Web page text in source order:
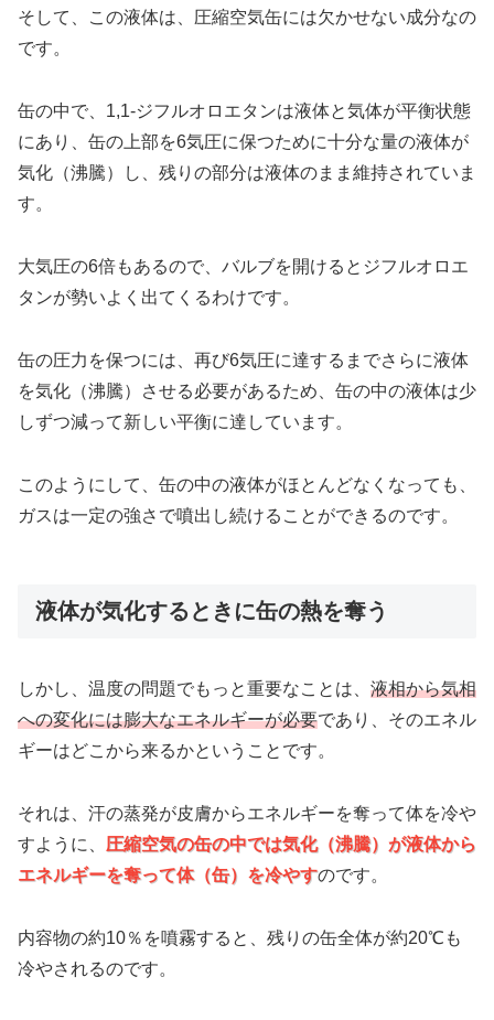
そして、この液体は、圧縮空気缶には欠かせない成分なの
です。
缶の中で、1,1-ジフルオロエタンは液体と気体が平衡状態
にあり、缶の上部を6気圧に保つために十分な量の液体が
気化（沸騰）し、残りの部分は液体のまま維持されていま
す。
大気圧の6倍もあるので、バルブを開けるとジフルオロエ
タンが勢いよく出てくるわけです。
缶の圧力を保つには、再び6気圧に達するまでさらに液体
を気化（沸騰）させる必要があるため、缶の中の液体は少
しずつ減って新しい平衡に達しています。
このようにして、缶の中の液体がほとんどなくなっても、
ガスは一定の強さで噴出し続けることができるのです。
液体が気化するときに缶の熱を奪う
しかし、温度の問題でもっと重要なことは、 液相から気相
への変化には膨大なエネルギーが必要であり、そのエネル
ギーはどこから来るかということです。
それは、汗の蒸発が皮膚からエネルギーを奪って体を冷や
すように、 圧縮空気の缶の中では気化（沸騰）が液体から
エネルギーを奪って体（缶）を冷やすのです。
内容物の約10％を噴霧すると、残りの缶全体が約20℃も
冷やされるのです。